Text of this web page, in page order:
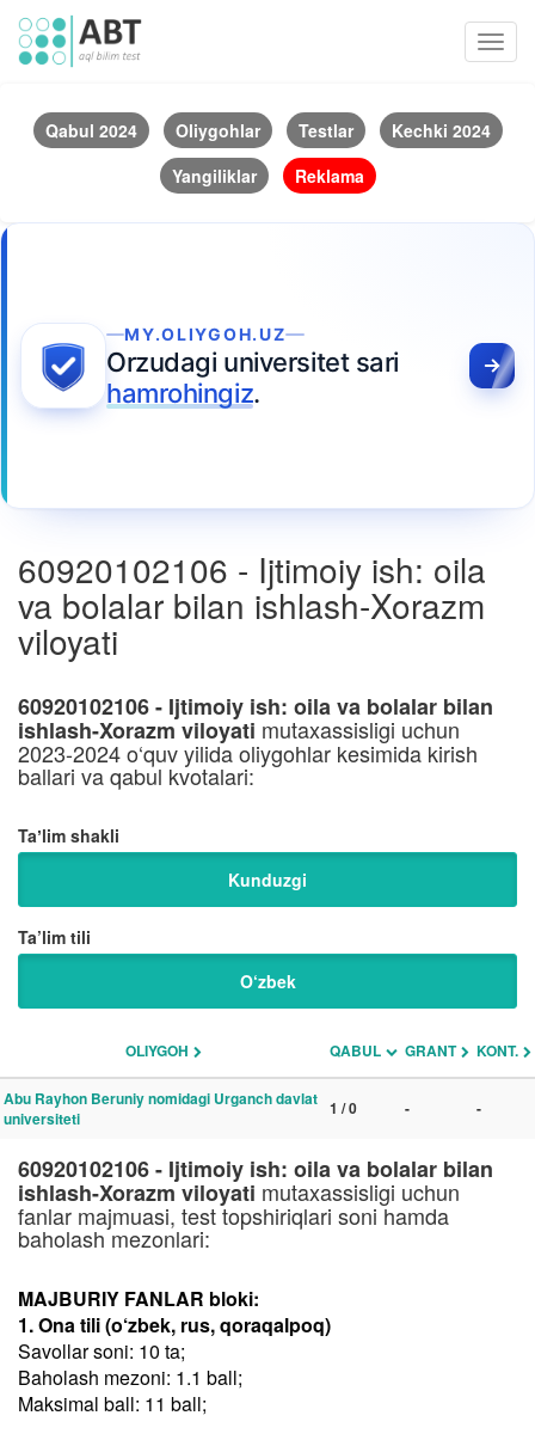
Qabul 2024 Oliygohlar Testlar
Kechki 2024
Yangiliklar
Reklama
MY.OLIYGOH.UZ
Orzudagi universitet sari
hamrohingiz.
60920102106 - Ijtimoiy ish: oila
va bolalar bilan ishlash-Xorazm
viloyati
60920102106 - Ijtimoiy ish: oila va bolalar bilan
ishlash-Xorazm viloyati mutaxassisligi uchun
2023-2024 o‘quv yilida oliygohlar kesimida kirish
ballari va qabul kvotalari:
Taʼlim shakli
Kunduzgi
Ta’lim tili
O‘zbek
OLIYGOH QABUL GRANT KONT.
Abu Rayhon Beruniy nomidagi Urganch davlat
universiteti
1 / 0 - -
60920102106 - Ijtimoiy ish: oila va bolalar bilan
ishlash-Xorazm viloyati mutaxassisligi uchun
fanlar majmuasi, test topshiriqlari soni hamda
baholash mezonlari:
MAJBURIY FANLAR bloki:
1. Ona tili (o‘zbek, rus, qoraqalpoq)
Savollar soni: 10 ta;
Baholash mezoni: 1.1 ball;
Maksimal ball: 11 ball;